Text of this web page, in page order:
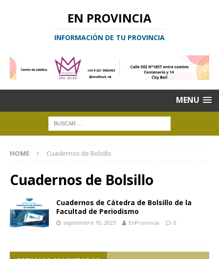
EN PROVINCIA
INFORMACIÓN DE TU PROVINCIA
MENU
HOME Cuadernos de Bolsillo
Cuadernos de Bolsillo
Cuadernos de Cátedra de Bolsillo de la
Facultad de Periodismo
septiembre 10, 2023 EnProvincia 0